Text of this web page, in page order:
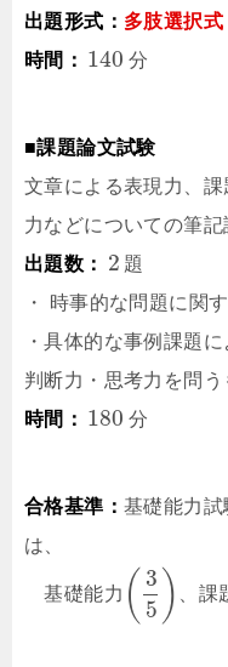
出題形式： 多肢選択式
時間： 140 分
■課題論文試験
文章による表現力、
力などについての筆記
出題数：
2 題
・ 時事的な問題に関
・具体的な事例課題
判断力・思考力を問う
時間： 180 分
合格基準： 基礎能力
は、
基礎能力 ( 3
5 ) 、課